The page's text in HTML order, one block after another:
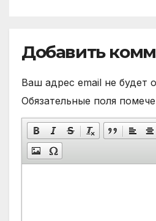
Добавить
Ваш адрес email не будет
Обязательные поля